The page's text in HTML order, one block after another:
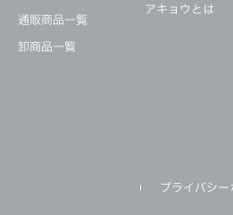
通販商品一覧
卸商品一覧
アキョウとは
プライバシー